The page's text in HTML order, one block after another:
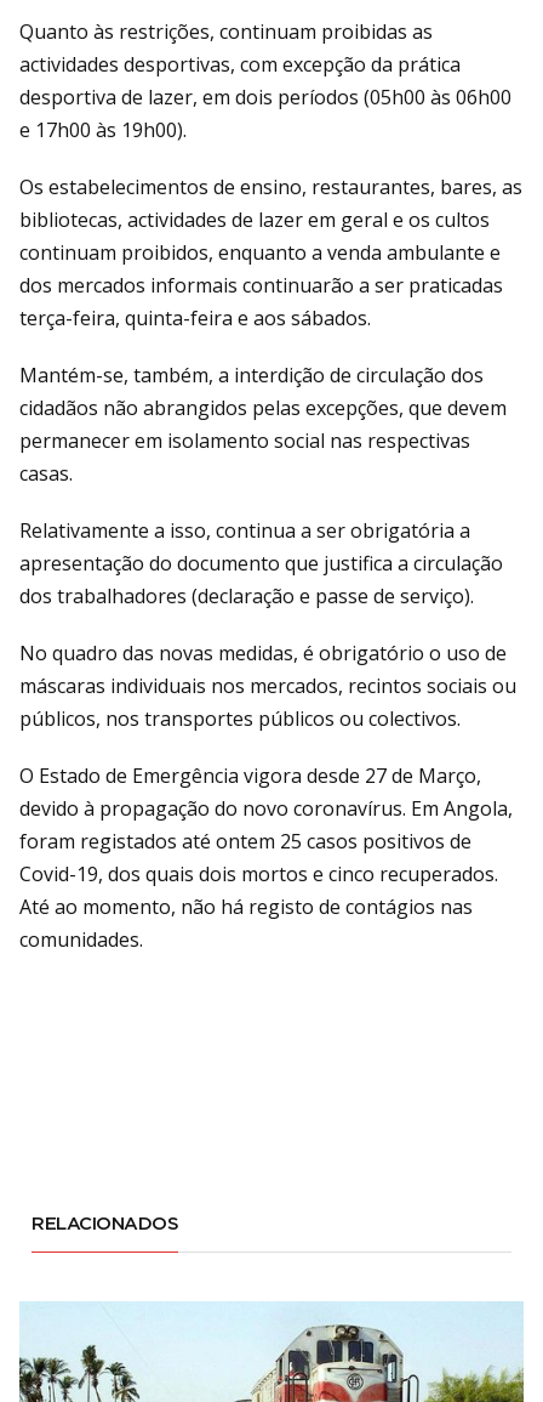
Quanto às restrições, continuam proibidas as
actividades desportivas, com excepção da prática
desportiva de lazer, em dois períodos (05h00 às 06h00
e 17h00 às 19h00).
Os estabelecimentos de ensino, restaurantes, bares, as
bibliotecas, actividades de lazer em geral e os cultos
continuam proibidos, enquanto a venda ambulante e
dos mercados informais continuarão a ser praticadas
terça-feira, quinta-feira e aos sábados.
Mantém-se, também, a interdição de circulação dos
cidadãos não abrangidos pelas excepções, que devem
permanecer em isolamento social nas respectivas
casas.
Relativamente a isso, continua a ser obrigatória a
apresentação do documento que justifica a circulação
dos trabalhadores (declaração e passe de serviço).
No quadro das novas medidas, é obrigatório o uso de
máscaras individuais nos mercados, recintos sociais ou
públicos, nos transportes públicos ou colectivos.
O Estado de Emergência vigora desde 27 de Março,
devido à propagação do novo coronavírus. Em Angola,
foram registados até ontem 25 casos positivos de
Covid-19, dos quais dois mortos e cinco recuperados.
Até ao momento, não há registo de contágios nas
comunidades.
RELACIONADOS